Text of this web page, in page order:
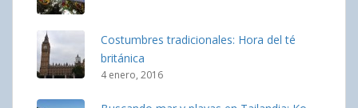
Costumbres tradicionales: Hora del té
británica
4 enero, 2016